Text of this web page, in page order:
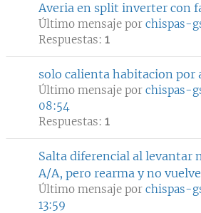
Averia en split inverter con
Último mensaje por chispas-
Respuestas: 1
solo calienta habitacion por
Último mensaje por chispas-
08:54
Respuestas: 1
Salta diferencial al levantar
A/A, pero rearma y no
Último mensaje por chispas-
13:59